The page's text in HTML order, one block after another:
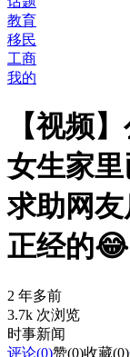
教育
移民
工商
我的
【视频
女生家里
求助网
正经的😂
2 年多前
3.7k 次浏览
时事新闻
评论(0)赞(0)收藏(0)